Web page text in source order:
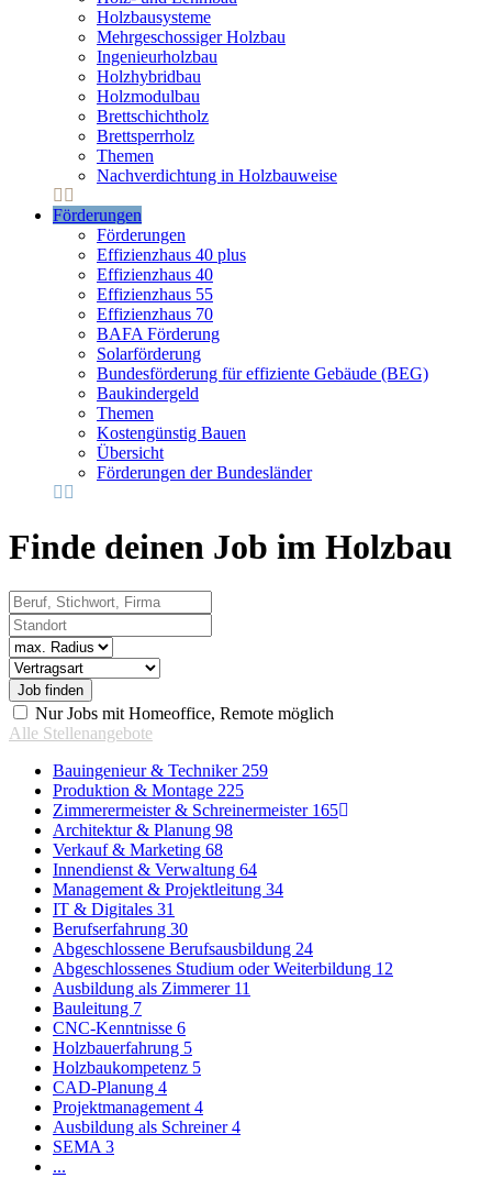
Holzbausysteme
Mehrgeschossiger Holzbau
Ingenieurholzbau
Holzhybridbau
Holzmodulbau
Brettschichtholz
Brettsperrholz
Themen
Nachverdichtung in Holzbauweise
Förderungen
Förderungen
Effizienzhaus 40 plus
Effizienzhaus 40
Effizienzhaus 55
Effizienzhaus 70
BAFA Förderung
Solarförderung
Bundesförderung für effiziente Gebäude (BEG)
Baukindergeld
Themen
Kostengünstig Bauen
Übersicht
Förderungen der Bundesländer
Finde deinen Job im Holzbau
Beruf, Stichwort, Firma
Standort
Radius
Vertragsart
Nur Jobs mit Homeoffice, Remote möglich
Alle Stellenangebote
Bauingenieur & Techniker 259
Produktion & Montage 225
Zimmerermeister & Schreinermeister 165
Architektur & Planung 98
Verkauf & Marketing 68
Innendienst & Verwaltung 64
Management & Projektleitung 34
IT & Digitales 31
Berufserfahrung 30
Abgeschlossene Berufsausbildung 24
Abgeschlossenes Studium oder Weiterbildung 12
Ausbildung als Zimmerer 11
Bauleitung 7
CNC-Kenntnisse 6
Holzbauerfahrung 5
Holzbaukompetenz 5
CAD-Planung 4
Projektmanagement 4
Ausbildung als Schreiner4
SEMA 3
...